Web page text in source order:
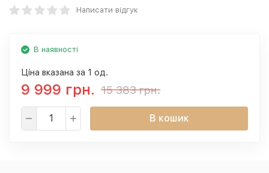
Написати відгук
В наявності
Ціна вказана за 1 од.
9 999 грн. 15 383 грн.
В кошик